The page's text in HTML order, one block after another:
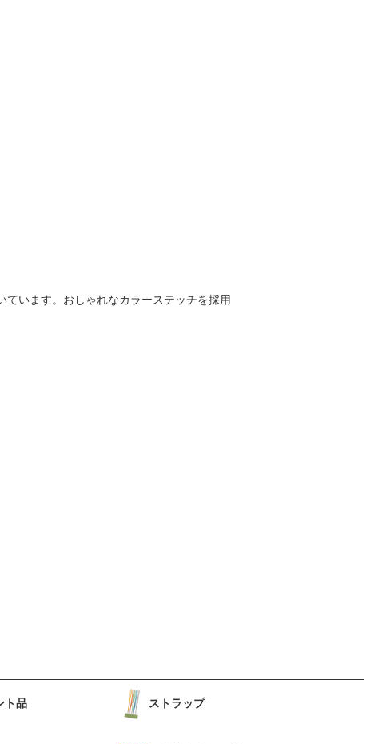
ています。おしゃれなカラーステッチを採用
ト品 ストラップ